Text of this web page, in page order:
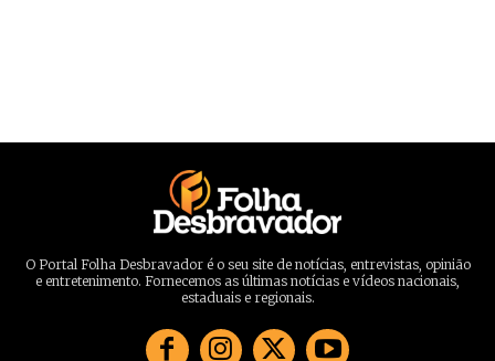
O Portal Folha Desbravador é o seu site de notícias, entrevistas, opinião
e entretenimento. Fornecemos as últimas notícias e vídeos nacionais,
estaduais e regionais.